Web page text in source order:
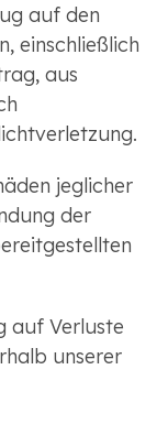
auf den
einschließlich
aus
jeglicher
der
auf Verluste
unserer